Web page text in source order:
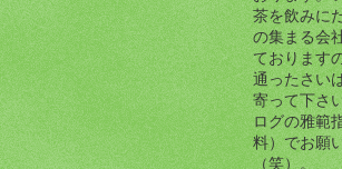
茶を飲みに
の集まる会
ております
通ったさい
寄って下さ
ログの雅範
料）でお願
（笑）。